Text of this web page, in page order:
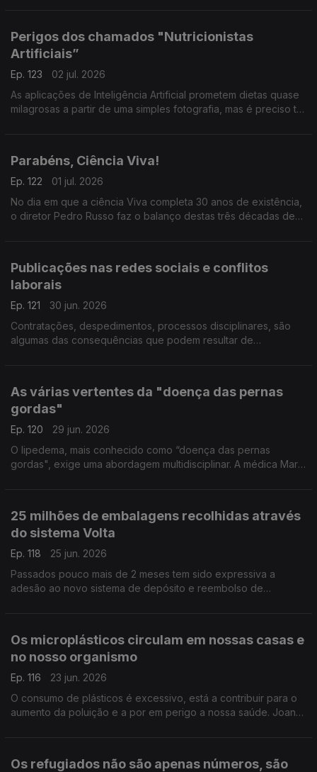
Perigos dos chamados "Nutricionistas
Artificiais”
Ep. 123
02 jul. 2026
As aplicações de Inteligência Artificial prometem dietas quase
milagrosas a partir de uma simples fotografia, mas é preciso ter
Parabéns, Ciência Viva!
Ep. 122
01 jul. 2026
No dia em que a ciência Viva completa 30 anos de existência,
o diretor Pedro Russo faz o balanço destas três décadas de
Publicações nas redes sociais e conflitos
laborais
Ep. 121
30 jun. 2026
Contratações, despedimentos, processos disciplinares, são
algumas das consequências que podem resultar de
As várias vertentes da "doença das pernas
gordas"
Ep. 120
29 jun. 2026
O lipedema, mais conhecido como “doença das pernas
gordas", exige uma abordagem multidisciplinar. A médica Marta
25 milhões de embalagens recolhidas através
do sistema Volta
Ep. 118
25 jun. 2026
Passados pouco mais de 2 meses tem sido expressiva a
adesão ao novo sistema de depósito e reembolso de
Os microplásticos circulam em nossas casas e
no nosso organismo
Ep. 116
23 jun. 2026
O consumo de plásticos é excessivo, está a contribuir para o
aumento da poluição e a por em perigo a nossa saúde. Joana
Os refugiados não são apenas números, são